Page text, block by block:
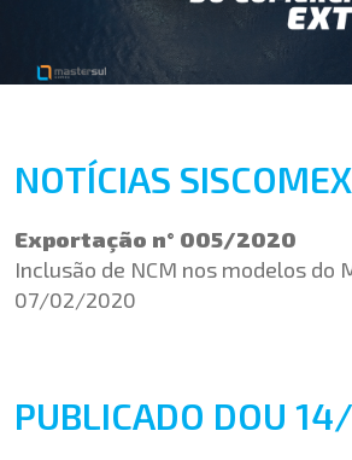
NOTÍCIAS SISCOMEX
Exportação n° 005/2020
Inclusão de NCM nos modelos do
07/02/2020
PUBLICADO DOU